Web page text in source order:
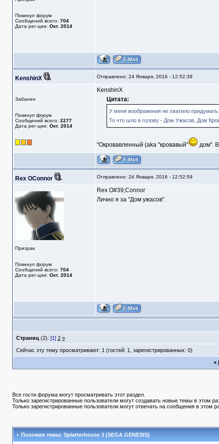
Покинул форум
Сообщений всего: 704
Дата рег-ции: Окт. 2014
KenshinX Отправлено: 24 Января, 2016 - 12:52:39
Забанен
Покинул форум
Сообщений всего: 2277
Дата рег-ции: Окт. 2014
KenshinX
Цитата:
У меня воображения не хватило придумать
То что шло в голову - Дом Ужасов, Дом
"Окровавленный (aka "кровавый" дом".
Rex OConnor Отправлено: 24 Января, 2016 - 12:52:59
Призрак
Покинул форум
Сообщений всего: 704
Дата рег-ции: Окт. 2014
Rex O#39;Connor
Лично я за "Дом ужасов".
Страниц (2): [1] 2 »
Сейчас эту тему просматривают: 1 (гостей: 1, зарегистрированных: 0)
«
Все гости форума могут просматривать этот раздел.
Только зарегистрированные пользователи могут создавать новые темы в этом
Только зарегистрированные пользователи могут отвечать на сообщения в этом
Похожие темы: Splatterhouse 3 [SEGA GENESIS]